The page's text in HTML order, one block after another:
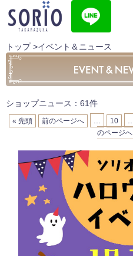
トップ>イベント＆ニュース
ショップニュース：61件
« 先頭 前のページへ 10
のページへ